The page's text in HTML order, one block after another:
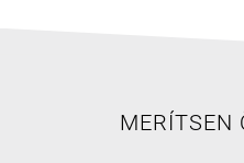
MERÍTSEN